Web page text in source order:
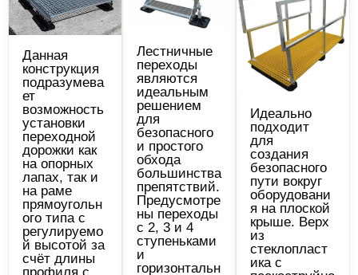
Данная
конструкция
подразумева
ет
возможность
установки
переходной
дорожки как
на опорных
лапах, так и
на раме
прямоугольн
ого типа с
регулируемо
й высотой за
счёт длины
Лестничные
переходы
являются
идеальным
решением
для
безопасного
и простого
обхода
большинства
препятствий.
Предусмотре
ны переходы
с 2, 3 и 4
ступеньками
и
горизонтальн
Идеально
подходит
для
создания
безопасного
пути вокруг
оборудовани
я на плоской
крыше. Верх
из
стеклопласт
ика с